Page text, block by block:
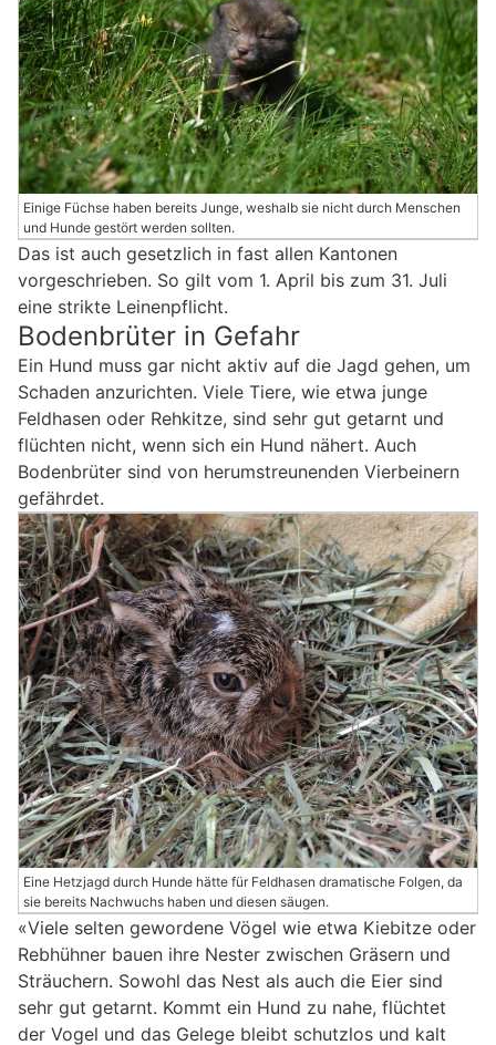
Einige Füchse haben bereits Junge, weshalb sie nicht durch Menschen
und Hunde gestört werden sollten.
Das ist auch gesetzlich in fast allen Kantonen
vorgeschrieben. So gilt vom 1. April bis zum 31. Juli
eine strikte Leinenpflicht.
Bodenbrüter in Gefahr
Ein Hund muss gar nicht aktiv auf die Jagd gehen, um
Schaden anzurichten. Viele Tiere, wie etwa junge
Feldhasen oder Rehkitze, sind sehr gut getarnt und
flüchten nicht, wenn sich ein Hund nähert. Auch
Bodenbrüter sind von herumstreunenden Vierbeinern
gefährdet.
Eine Hetzjagd durch Hunde hätte für Feldhasen dramatische Folgen, da
sie bereits Nachwuchs haben und diesen säugen.
«Viele selten gewordene Vögel wie etwa Kiebitze oder
Rebhühner bauen ihre Nester zwischen Gräsern und
Sträuchern. Sowohl das Nest als auch die Eier sind
sehr gut getarnt. Kommt ein Hund zu nahe, flüchtet
der Vogel und das Gelege bleibt schutzlos und kalt